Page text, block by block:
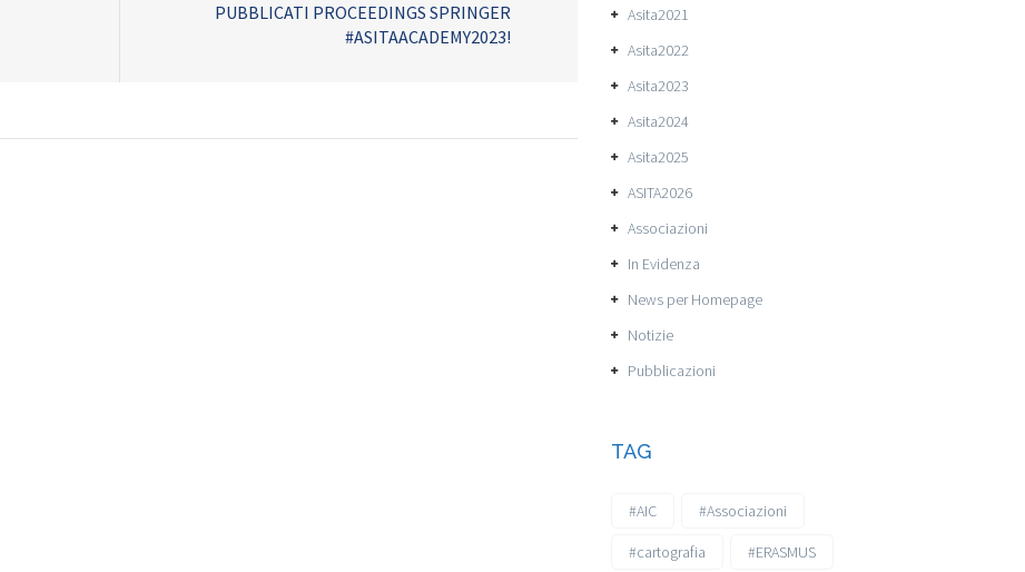
PUBBLICATI PROCEEDINGS SPRINGER
#ASITAACADEMY2023!
Asita2021
Asita2022
Asita2023
Asita2024
Asita2025
ASITA2026
Associazioni
In Evidenza
News per Homepage
Notizie
Pubblicazioni
TAG
#AIC #Associazioni
#cartografia #ERASMUS